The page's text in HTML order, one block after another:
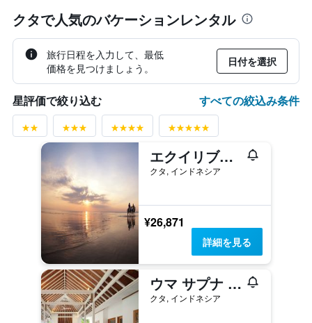
クタで人気のバケーションレンタル
旅行日程を入力して、最低
価格を見つけましょう。
日付を選択
星評価で絞り込む すべての絞込み条件
エクイリブリアセミナヤック
クタ, インドネシア
¥26,871
詳細を見る
ウマ サプナ スミニャック
クタ, インドネシア